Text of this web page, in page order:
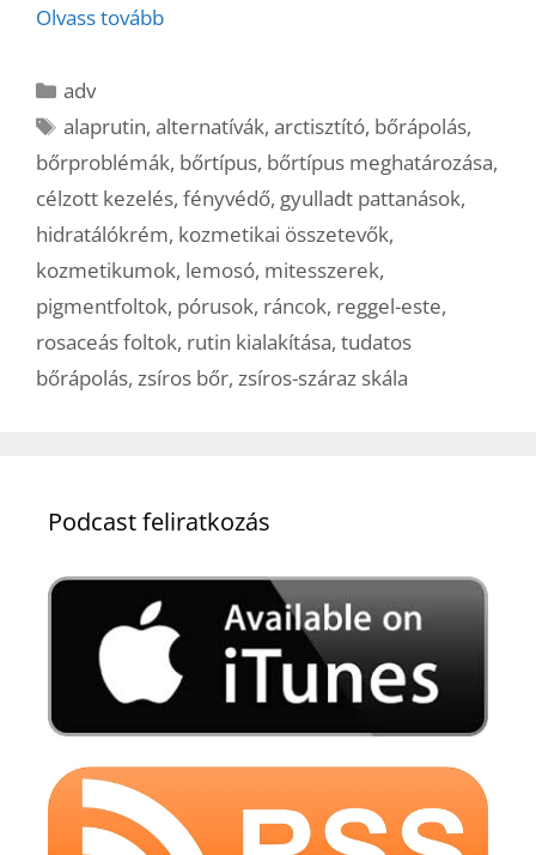
Olvass tovább
Kategória
adv
Címkék
alaprutin,alternatívák,arctisztító, bőrápolás,
bőrproblémák, bőrtípus, bőrtípus meghatározása,
célzott kezelés, fényvédő, gyulladt pattanások,
hidratálókrém, kozmetikai összetevők,
kozmetikumok, lemosó, mitesszerek,
pigmentfoltok, pórusok, ráncok, reggel-este,
rosaceás foltok, rutin kialakítása, tudatos
bőrápolás, zsíros bőr, zsíros-száraz skála
Podcast feliratkozás